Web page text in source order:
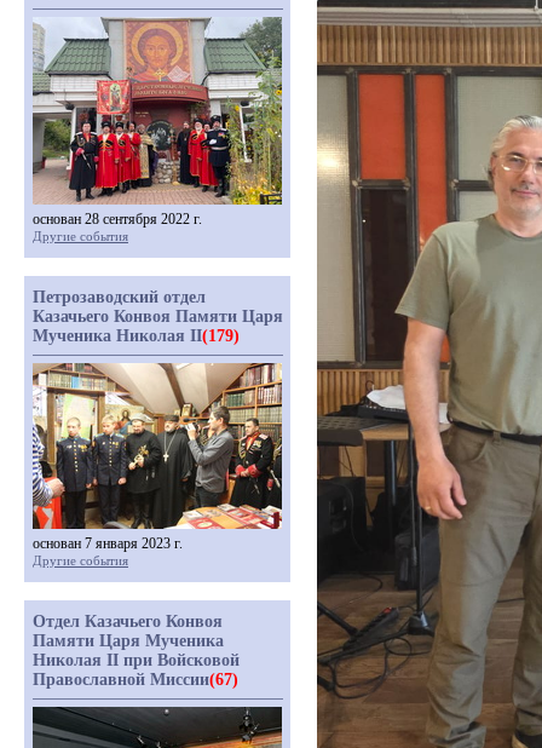
основан 28 сентября 2022 г.
Другие события
Петрозаводский отдел
Казачьего Конвоя Памяти Царя
Мученика Николая II(179)
основан 7 января 2023 г.
Другие события
Отдел Казачьего Конвоя
Памяти Царя Мученика
Николая II при Войсковой
Православной Миссии(67)